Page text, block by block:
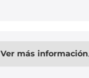
Ver más información